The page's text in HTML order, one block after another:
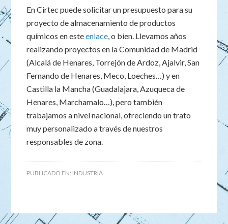
En Cirtec puede solicitar un presupuesto para su
proyecto de almacenamiento de productos
químicos en esteenlace, o bien. Llevamos años
realizando proyectos en la Comunidad de Madrid
(Alcalá de Henares, Torrejón de Ardoz, Ajalvir, San
Fernando de Henares, Meco, Loeches…) y en
Castilla la Mancha (Guadalajara, Azuqueca de
Henares, Marchamalo…), pero también
trabajamos a nivel nacional, ofreciendo un trato
muy personalizado a través de nuestros
responsables de zona.
PUBLICADO EN: INDUSTRIA